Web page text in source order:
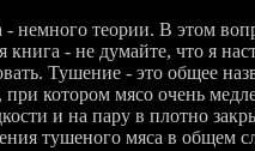
- немного теории. В этом
книга - не думайте, что я
Тушение - это общее
при котором мясо очень
и на пару в плотно
тушеного мяса в общем